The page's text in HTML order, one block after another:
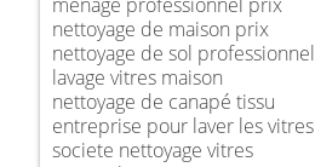
nettoyage de maison prix
nettoyage de sol professionnel
lavage vitres maison
nettoyage de canapé tissu
entreprise pour laver les vitres
societe nettoyage vitres